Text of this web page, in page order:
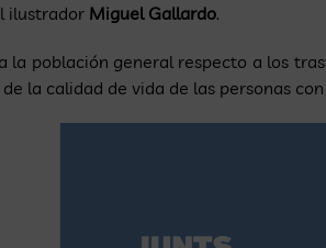
ilustrador Miguel Gallardo.
la población general respecto a los
la calidad de vida de las personas con